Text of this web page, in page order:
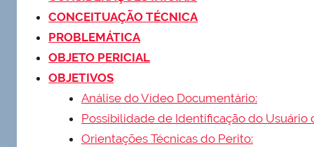
CONCEITUAÇÃO TÉCNICA
PROBLEMÁTICA
OBJETO PERICIAL
OBJETIVOS
Análise do Vídeo Documentário:
Possibilidade de Identificação do Usuário
Orientações Técnicas do Perito: